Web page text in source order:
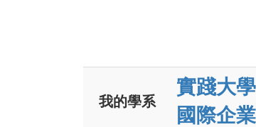
我的學系
實踐大學
國際企